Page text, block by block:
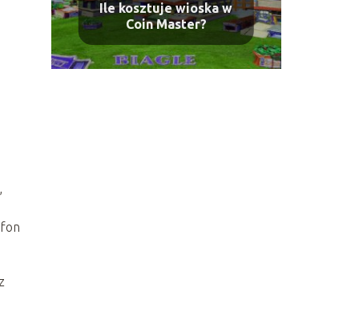
Ile kosztuje wioska w
Coin Master?